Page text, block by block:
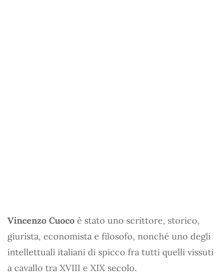
Vincenzo Cuoco è stato uno scrittore, storico,
giurista, economista e filosofo, nonché uno degli
intellettuali italiani di spicco fra tutti quelli vissuti
a cavallo tra XVIII e XIX secolo.